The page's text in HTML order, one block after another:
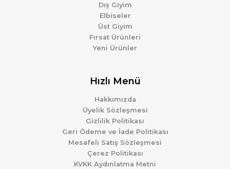
Dış Giyim
Elbiseler
Üst Giyim
Fırsat Ürünleri
Yeni Ürünler
Hızlı Menü
Hakkımızda
Üyelik Sözleşmesi
Gizlilik Politikası
Geri Ödeme ve İade Politikası
Mesafeli Satış Sözleşmesi
Çerez Politikası
KVKK Aydınlatma Metni